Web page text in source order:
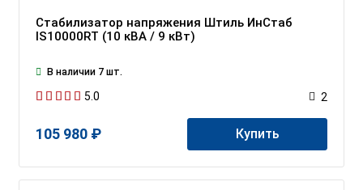
Стабилизатор напряжения Штиль ИнСтаб
IS10000RT (10 кВА / 9 кВт)
В наличии 7 шт.
5.0 2
105 980 ₽ Купить